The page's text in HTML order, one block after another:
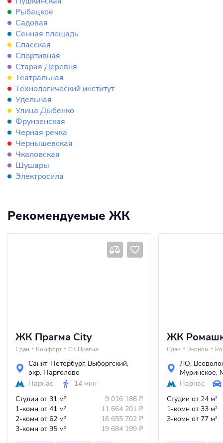
Рыбацкое
Садовая
Сенная площадь
Спасская
Спортивная
Старая Деревня
Театральная
Технологический институт
Удельная
Улица Дыбенко
Фрунзенская
Черная речка
Чернышевская
Чкаловская
Шушары
Электросила
Рекомендуемые ЖК
ЖК Прагма City
Сдан Комфорт СК Прагма
Санкт-Петербург, Выборгский,
окр. Парголово
Парнас
14 мин
Студии от 31 м2 9 016 186 ₽
1-комн от 41 м2 11 664 201 ₽
2-комн от 62 м2 16 655 702 ₽
3-комн от 95 м2 19 684 199 ₽
ЖК
Сдан Эконом
ЛО,
Муринское,
Парнас
Студии от 24 м2
1-комн от 33 м2
3-комн от 77 м2